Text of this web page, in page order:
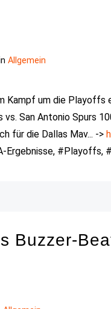
Allgemein
Kampf um die Playoffs
San Antonio Spurs
für die Dallas Mav... ->
#Playoffs,
Buzzer-